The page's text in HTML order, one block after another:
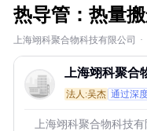
热导管：热量
上海翊科聚合物科技有限公司 ·
上海翊科聚合
法人:吴杰 通过深
上海翊科聚合物科技